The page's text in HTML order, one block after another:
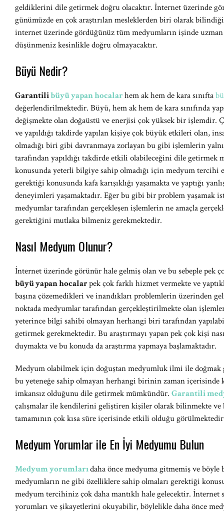
geldiklerini dile getirmek doğru olacaktır. İnternet üzerinde
günümüzde en çok araştırılan mesleklerden biri olarak
internet üzerinde gördüğünüz tüm medyumların işinde
düşünmeniz kesinlikle doğru olmayacaktır.
Büyü Nedir?
Garantilibüyü yapan hocalarhem ak hem de kara sınıfta
değerlendirilmektedir. Büyü, hem ak hem de kara sınıfında
değişmekte olan doğaüstü ve enerjisi çok yüksek bir işlemdir.
ve yapıldığı takdirde yapılan kişiye çok büyük etkileri olan,
olmadığı biri gibi davranmaya zorlayan bu gibi işlemlerin
tarafından yapıldığı takdirde etkili olabileceğini dile
konusunda yeterli bilgiye sahip olmadığı için medyum tercihi
gerektiği konusunda kafa karışıklığı yaşamakta ve yaptığı
deneyimleri yaşamaktadır. Eğer bu gibi bir problem yaşamak
medyumlar tarafından gerçekleşen işlemlerin ne amaçla
gerektiğini mutlaka bilmeniz gerekmektedir.
Nasıl Medyum Olunur?
İnternet üzerinde görünür hale gelmiş olan ve bu sebeple pek
büyü yapan hocalarpek çok farklı hizmet vermekte ve
başına çözemedikleri ve inandıkları problemlerin üzerinden
noktada medyumlar tarafından gerçekleştirilmekte olan
yeterince bilgi sahibi olmayan herhangi biri tarafından
getirmek gerekmektedir. Bu araştırmayı yapan pek çok kişi
duymakta ve bu konuda da araştırma yapmaya başlamaktadır.
Medyum olabilmek için doğuştan medyumluk ilmi ile
bu yeteneğe sahip olmayan herhangi birinin zaman içerisinde
imkansız olduğunu dile getirmek mümkündür. Garantili
çalışmalar ile kendilerini geliştiren kişiler olarak bilinmekte ve
tamamının çok kısa süre içerisinde etkili olduğu
Medyum Yorumlar ile En İyi Medyumu Bulun
Medyum yorumlarıdaha önce medyuma gitmemiş ve böyle
medyumların ne gibi özelliklere sahip olmaları gerektiği
medyum tercihiniz çok daha mantıklı hale gelecektir.
yorumları ve şikayetlerini okuyabilir, böylelikle daha önce